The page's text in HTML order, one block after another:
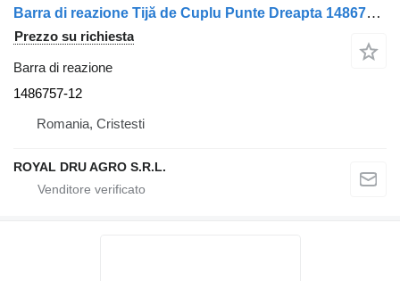
Barra di reazione Tijă de Cuplu Punte Dreapta 1486757-12 per camion Scania
Prezzo su richiesta
Barra di reazione
1486757-12
Romania, Cristesti
ROYAL DRU AGRO S.R.L.